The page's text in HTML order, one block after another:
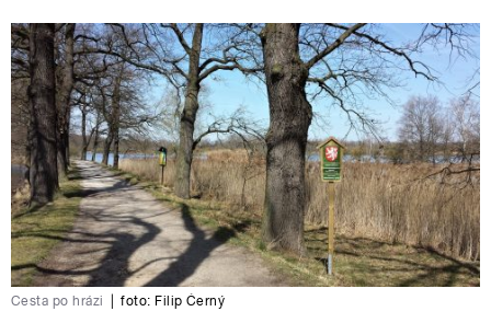
Cesta po hrázi foto:Filip Černý